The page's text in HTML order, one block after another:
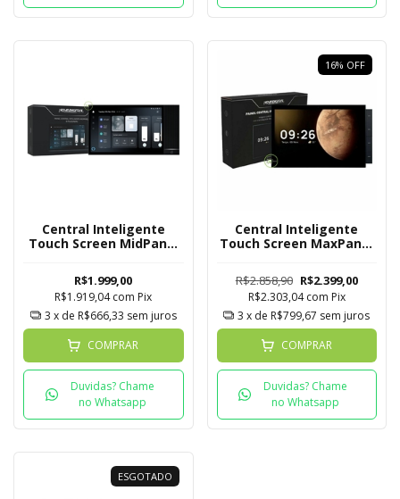
Central Inteligente
Touch Screen MidPanel
R$1.999,00
R$1.919,04com Pix
3 x de R$666,33 sem juros
COMPRAR
Duvidas? Chame
no Whatsapp
16% OFF
Central Inteligente
Touch Screen MaxPanel
Polegadas
R$2.858,90 R$2.399,00
R$2.303,04com Pix
3 x de R$799,67 sem juros
COMPRAR
Duvidas? Chame
no Whatsapp
ESGOTADO